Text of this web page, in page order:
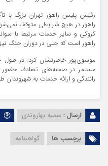
رئیس پلیس راهور تهران بزرگ با
راهور در هیچ شرایطی متوقف
کروکی و سایر خدمات مرتبط با
راهور است که حتی در دوران جنگ
موسوی‌پور خاطرنشان کرد: در طول
مستمر در صحنه‌های تصادف حضور
رانندگی و ارائه خدمات به شهروندان
ارسال : سمیه بهاروندی
برچسب ها گواهینامه